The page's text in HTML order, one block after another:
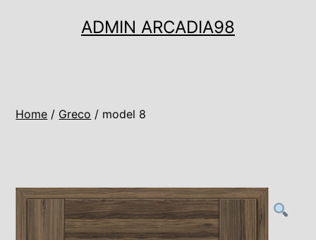
ADMIN ARCADIA98
Home / Greco / model 8